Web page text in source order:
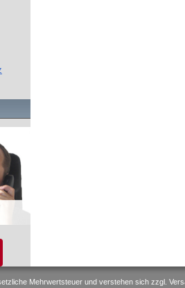
Mehrwertsteuer und verstehen sich zzgl.